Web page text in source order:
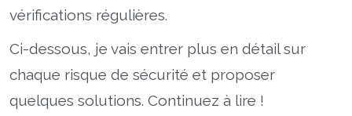
vérifications régulières.
Ci-dessous, je vais entrer plus en détail sur
chaque risque de sécurité et proposer
quelques solutions. Continuez à lire !